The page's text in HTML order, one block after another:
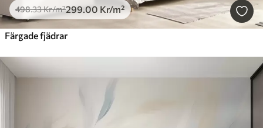
498.33Kr/m²299.00 Kr/m²
Färgade fjädrar